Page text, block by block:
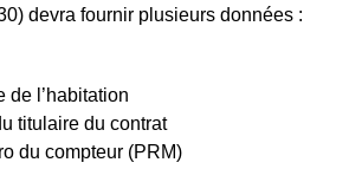
devra fournir plusieurs données :
de l’habitation
titulaire du contrat
du compteur (PRM)